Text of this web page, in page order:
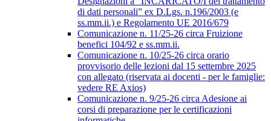
di dati personali” ex D.Lgs. n.196/2003 (e
ss.mm.ii.) e Regolamento UE 2016/679
Comunicazione n. 11/25-26 circa Fruizione
benefici 104/92 e ss.mm.ii.
Comunicazione n. 10/25-26 circa orario
provvisorio delle lezioni dal 15 settembre 2025
con allegato (riservata ai docenti - per le famiglie:
vedere RE Axios)
Comunicazione n. 9/25-26 circa Adesione ai
corsi di preparazione per le certificazioni